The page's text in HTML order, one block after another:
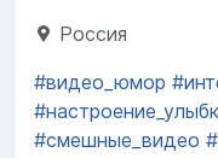
Россия
#видео_юмор
#смешные_видео